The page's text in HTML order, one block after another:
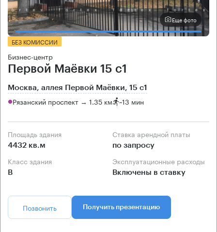
Еще фото
БЕЗ КОМИССИИ
Бизнес-центр
Первой Маёвки 15 с1
Москва, аллея Первой Маёвки, 15 с1
Рязанский проспект → 1.35 км ~13 мин
Площадь здания
4432 кв.м
Ставка арендной платы
по запросу
Класс здания
B
Эксплуатационные расходы
Включены в ставку
Позвонить Получить презентацию